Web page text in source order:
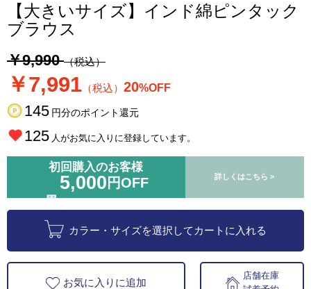
【大きいサイズ】インド綿ピンタック
ブラウス
￥9,990（税込）
￥7,991 （税込） 20%OFF
145 円分のポイント還元
125 人がお気に入りに登録しています。
初回購入のお客様
5,000 円OFF 詳しくはこちら >
カラー・サイズを選択してカートに入れる
お気に入りに追加
店舗在庫